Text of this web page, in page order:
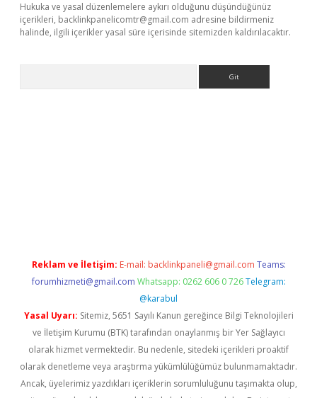
Hukuka ve yasal düzenlemelere aykırı olduğunu düşündüğünüz
içerikleri, backlinkpanelicomtr@gmail.com adresine bildirmeniz
halinde, ilgili içerikler yasal süre içerisinde sitemizden kaldırılacaktır.
Reklam ve İletişim: E-mail: backlinkpaneli@gmail.com Teams:
forumhizmeti@gmail.com Whatsapp: 0262 606 0 726 Telegram:
@karabul
Yasal Uyarı: Sitemiz, 5651 Sayılı Kanun gereğince Bilgi Teknolojileri
ve İletişim Kurumu (BTK) tarafından onaylanmış bir Yer Sağlayıcı
olarak hizmet vermektedir. Bu nedenle, sitedeki içerikleri proaktif
olarak denetleme veya araştırma yükümlülüğümüz bulunmamaktadır.
Ancak, üyelerimiz yazdıkları içeriklerin sorumluluğunu taşımakta olup,